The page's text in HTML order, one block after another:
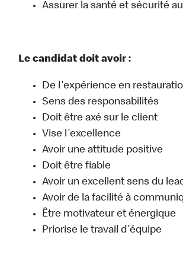
Assurer la santé et sécurité
Le candidat doit avoir :
De l'expérience en
Sens des responsabilités
Doit être axé sur le client
Vise l'excellence
Avoir une attitude positive
Doit être fiable
Avoir un excellent sens du
Avoir de la facilité à
Être motivateur et énergique
Priorise le travail d'équipe